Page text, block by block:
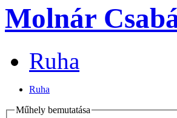
Molnár
Ruha
Ruha
Műhely bemutatása